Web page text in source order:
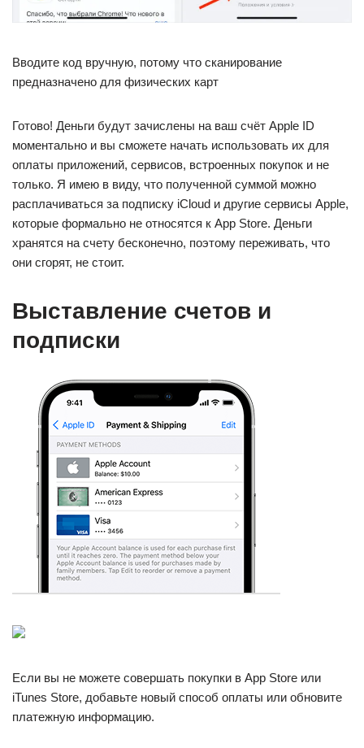
Вводите код вручную, потому что сканирование
предназначено для физических карт
Готово! Деньги будут зачислены на ваш счёт Apple ID
моментально и вы сможете начать использовать их для
оплаты приложений, сервисов, встроенных покупок и не
только. Я имею в виду, что полученной суммой можно
расплачиваться за подписку iCloud и другие сервисы Apple,
которые формально не относятся к App Store. Деньги
хранятся на счету бесконечно, поэтому переживать, что
они сгорят, не стоит.
Выставление счетов и
подписки
Если вы не можете совершать покупки в App Store или
iTunes Store, добавьте новый способ оплаты или обновите
платежную информацию.